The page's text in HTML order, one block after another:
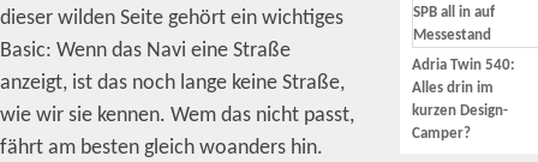
dieser wilden Seite gehört ein wichtiges
Basic: Wenn das Navi eine Straße
anzeigt, ist das noch lange keine Straße,
wie wir sie kennen. Wem das nicht passt,
fährt am besten gleich woanders hin.
Adria Twin 540:
Alles drin im
kurzen Design-
Camper?